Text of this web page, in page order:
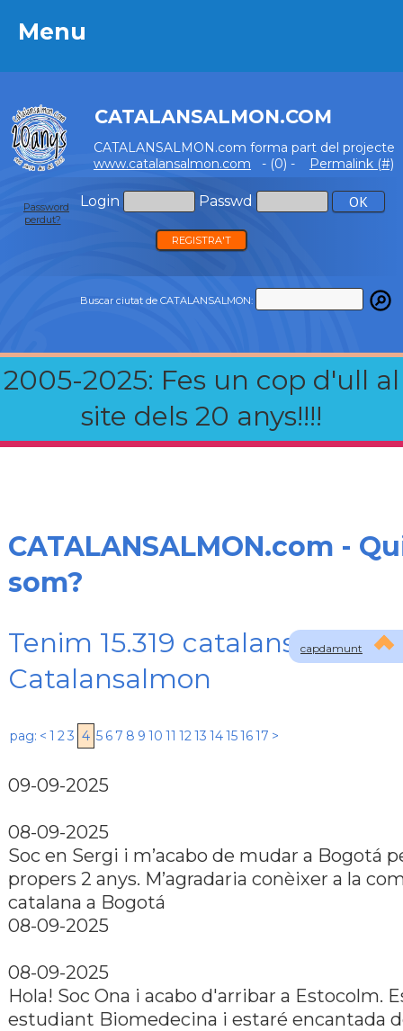
Menu
CATALANSALMON.COM
CATALANSALMON.com forma part del projecte
www.catalansalmon.com - (0) - Permalink (#)
Login Passwd
Password
perdut?
REGISTRA'T
Buscar ciutat de CATALANSALMON:
2005-2025: Fes un cop d'ull al
site dels 20 anys!!!!
Menu
capdamunt
CATALANSALMON.com -
som?
Tenim 15.319 catalans
Catalansalmon
pag: < 1 23 4 5 6 7 8 9 10 11 1213 14151617 >
09-09-2025
08-09-2025
Soc en Sergi i m’acabo de mudar a Bogotá
propers 2 anys. M’agradaria conèixer a la
catalana a Bogotá
08-09-2025
08-09-2025
Hola! Soc Ona i acabo d'arribar a Estocolm.
estudiant Biomedecina i estaré encantada